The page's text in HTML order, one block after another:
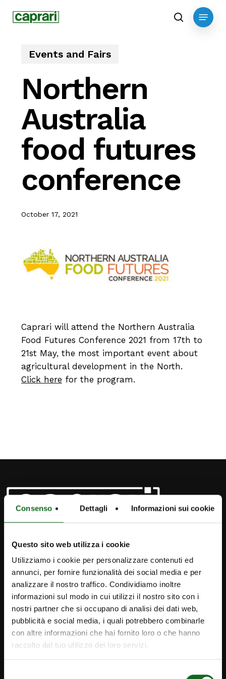
Consenso Dettagli Informazioni sui cookie
Questo sito web utilizza i cookie
Utilizziamo i cookie per personalizzare contenuti ed
annunci, per fornire funzionalità dei social media e per
analizzare il nostro traffico. Condividiamo inoltre
informazioni sul modo in cui utilizzi il nostro sito con i
nostri partner che si occupano di analisi dei dati web,
pubblicità e social media, i quali potrebbero combinarle
con altre informazioni che hai fornito loro o che hanno
raccolto dal tuo utilizzo dei loro servizi.
search
Menu
Events and Fairs
Northern
Australia
food futures
conference
October 17, 2021
Caprari will attend the Northern Australia
Food Futures Conference 2021 from 17th to
21st May, the most important event about
agricultural development in the North.
Click here for the program.